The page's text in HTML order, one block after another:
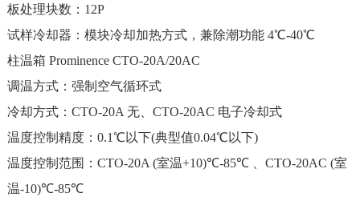
板处理块数：12P
试样冷却器：模块冷却加热方式，兼除潮功能 4℃-40℃
柱温箱 Prominence CTO-20A/20AC
调温方式：强制空气循环式
冷却方式：CTO-20A 无、CTO-20AC 电子冷却式
温度控制精度：0.1℃以下(典型值0.04℃以下)
温度控制范围：CTO-20A (室温+10)℃-85℃ 、CTO-20AC (室
温-10)℃-85℃